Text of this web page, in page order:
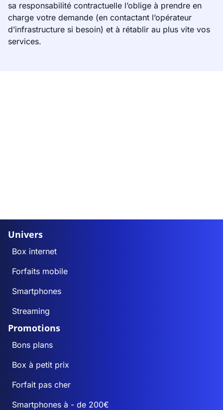
sa responsabilité contractuelle l’oblige à prendre en
charge votre demande (en contactant l’opérateur
d’infrastructure si besoin) et à rétablir au plus vite vos
services.
Univers
Box internet
Forfaits mobile
Smartphones
Streaming
Promotions
Bons plans
Box à petit prix
Forfait pas cher
Smartphones à - de 200€